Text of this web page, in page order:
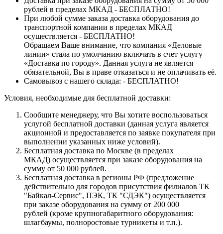
рублей в пределах МКАД - БЕСПЛАТНО!
При любой сумме заказа доставка оборудования до
транспортной компании в пределах МКАД
осуществляется - БЕСПЛАТНО!
Обращаем Ваше внимание, что компания «Деловые
линии» стала по умолчанию включать в счет услугу
«Доставка по городу». Данная услуга не является
обязательной, Вы в праве отказаться и не оплачивать её.
Самовывоз с нашего склада: - БЕСПЛАТНО!
Условия, необходимые для бесплатной доставки:
Сообщите менеджеру, что Вы хотите воспользоваться
услугой бесплатной доставки (данная услуга является
акционной и предоставляется по заявке покупателя при
выполнении указанных ниже условий).
Бесплатная доставка по Москве (в пределах
МКАД) осуществляется при заказе оборудования на
сумму от 50 000 рублей.
Бесплатная доставка в регионы РФ (предложение
действительно для городов присутствия филиалов ТК
"Байкал-Сервис", ПЭК, ТК "СДЭК") осуществляется
при заказе оборудования на сумму от 200 000
рублей (кроме крупногабаритного оборудования:
шлагбаумы, полноростовые турникеты и т.п.).